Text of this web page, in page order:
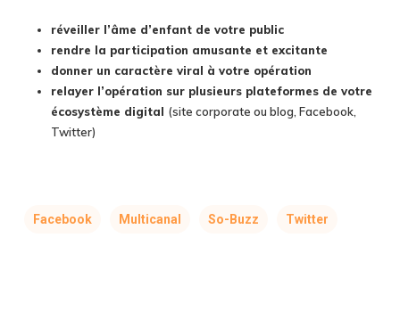
réveiller l’âme d’enfant de votre public
rendre la participation amusante et excitante
donner un caractère viral à votre opération
relayer l’opération sur plusieurs plateformes de votre
écosystème digital (site corporate ou blog, Facebook,
Twitter)
Facebook Multicanal So-Buzz Twitter